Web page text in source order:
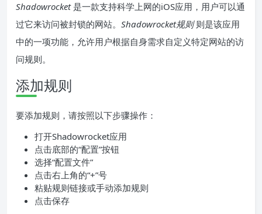
Shadowrocket是一款支持科学上网的iOS应用，用户可以通
过它来访问被封锁的网站。 Shadowrocket规则则是该应用
中的一项功能，允许用户根据自身需求自定义特定网站的访
问规则。
添加规则
要添加规则，请按照以下步骤操作：
打开Shadowrocket应用
点击底部的“配置”按钮
选择“配置文件”
点击右上角的“+”号
粘贴规则链接或手动添加规则
点击保存